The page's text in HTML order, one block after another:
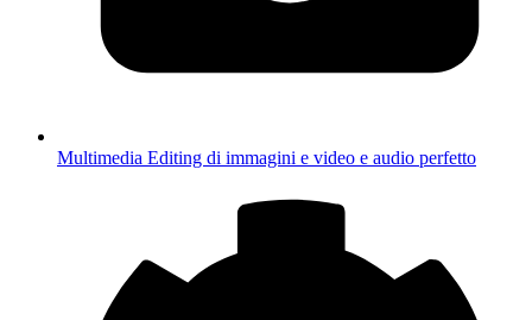
Multimedia Editing di immagini e video e audio perfetto